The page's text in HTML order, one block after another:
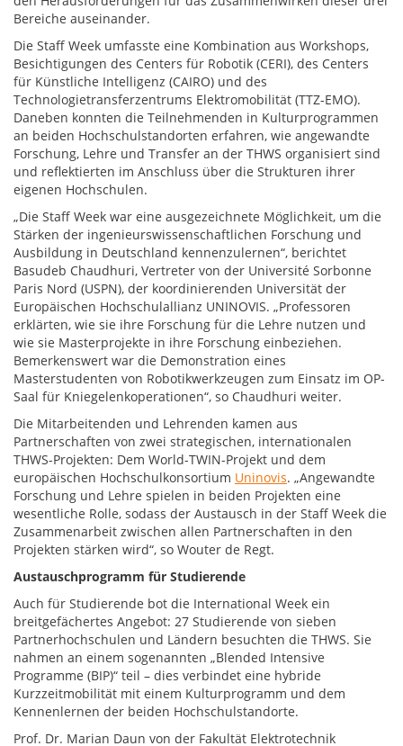
Bereiche auseinander.
Die Staff Week umfasste eine Kombination aus Workshops,
Besichtigungen des Centers für Robotik (CERI), des Centers
für Künstliche Intelligenz (CAIRO) und des
Technologietransferzentrums Elektromobilität (TTZ-EMO).
Daneben konnten die Teilnehmenden in Kulturprogrammen
an beiden Hochschulstandorten erfahren, wie angewandte
Forschung, Lehre und Transfer an der THWS organisiert sind
und reflektierten im Anschluss über die Strukturen ihrer
eigenen Hochschulen.
„Die Staff Week war eine ausgezeichnete Möglichkeit, um die
Stärken der ingenieurswissenschaftlichen Forschung und
Ausbildung in Deutschland kennenzulernen“, berichtet
Basudeb Chaudhuri, Vertreter von der Université Sorbonne
Paris Nord (USPN), der koordinierenden Universität der
Europäischen Hochschulallianz UNINOVIS. „Professoren
erklärten, wie sie ihre Forschung für die Lehre nutzen und
wie sie Masterprojekte in ihre Forschung einbeziehen.
Bemerkenswert war die Demonstration eines
Masterstudenten von Robotikwerkzeugen zum Einsatz im OP-
Saal für Kniegelenkoperationen“, so Chaudhuri weiter.
Die Mitarbeitenden und Lehrenden kamen aus
Partnerschaften von zwei strategischen, internationalen
THWS-Projekten: Dem World-TWIN-Projekt und dem
europäischen Hochschulkonsortium Uninovis. „Angewandte
Forschung und Lehre spielen in beiden Projekten eine
wesentliche Rolle, sodass der Austausch in der Staff Week die
Zusammenarbeit zwischen allen Partnerschaften in den
Projekten stärken wird“, so Wouter de Regt.
Austauschprogramm für Studierende
Auch für Studierende bot die International Week ein
breitgefächertes Angebot: 27 Studierende von sieben
Partnerhochschulen und Ländern besuchten die THWS. Sie
nahmen an einem sogenannten „Blended Intensive
Programme (BIP)“ teil – dies verbindet eine hybride
Kurzzeitmobilität mit einem Kulturprogramm und dem
Kennenlernen der beiden Hochschulstandorte.
Prof. Dr. Marian Daun von der Fakultät Elektrotechnik